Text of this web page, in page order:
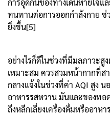
ทนทานต่อการออกกำลังกาย ช่
ยิ่งขึ้น[5]
อย่างไรก็ดีในช่วงที่มีมลภาวะสู
เหมาะสม ควรสวมหน้ากากที่ส
กลางแจ้งในช่วงที่ค่า AQI สูง
อาหารรสหวาน มันและของทอ
ถึงหลีกเลี่ยงเครื่องดื่มหรืออาห